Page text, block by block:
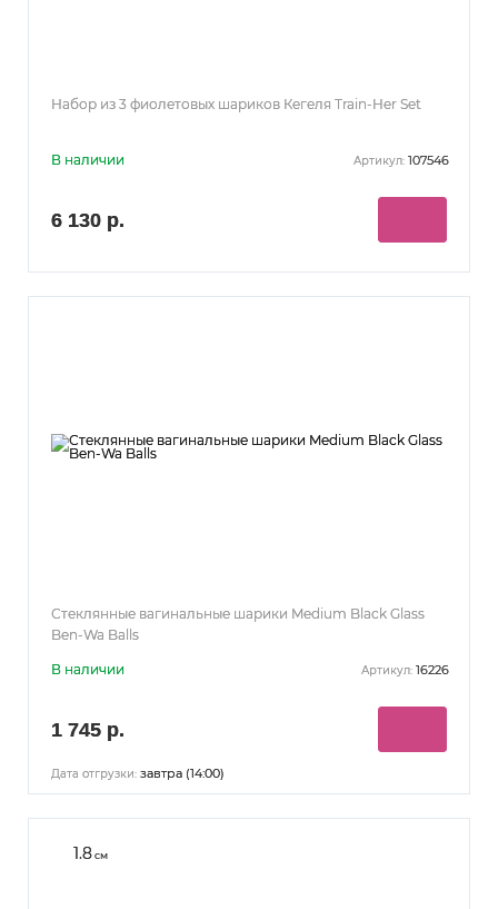
Набор из 3 фиолетовых шариков Кегеля Train-Her Set
В наличии Артикул: 107546
6 130 р.
Стеклянные вагинальные шарики Medium Black Glass
Ben-Wa Balls
В наличии Артикул: 16226
1 745 р.
Дата отгрузки: завтра (14:00)
1.8см